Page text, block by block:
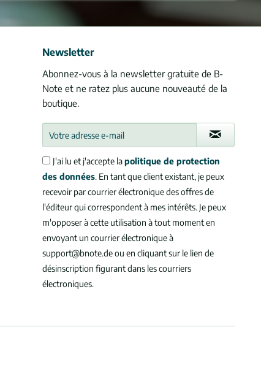
Newsletter
Abonnez-vous à la newsletter gratuite de B-
Note et ne ratez plus aucune nouveauté de la
boutique.
J'ai lu et j'accepte lapolitique de protection
des données. En tant que client existant, je peux
recevoir par courrier électronique des offres de
l'éditeur qui correspondent à mes intérêts. Je peux
m'opposer à cette utilisation à tout moment en
envoyant un courrier électronique à
support@bnote.de ou en cliquant sur le lien de
désinscription figurant dans les courriers
électroniques.